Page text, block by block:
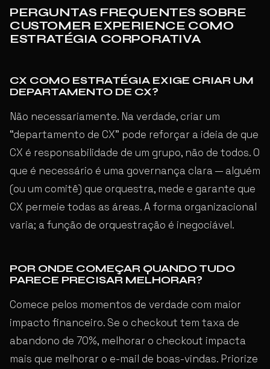
PERGUNTAS FREQUENTES SOBRE
CUSTOMER EXPERIENCE COMO
ESTRATÉGIA CORPORATIVA
CX COMO ESTRATÉGIA EXIGE CRIAR UM
DEPARTAMENTO DE CX?
Não necessariamente. Na verdade, criar um
“departamento de CX” pode reforçar a ideia de que
CX é responsabilidade de um grupo, não de todos. O
que é necessário é uma governança clara — alguém
(ou um comitê) que orquestra, mede e garante que
CX permeie todas as áreas. A forma organizacional
varia; a função de orquestração é inegociável.
POR ONDE COMEÇAR QUANDO TUDO
PARECE PRECISAR MELHORAR?
Comece pelos momentos de verdade com maior
impacto financeiro. Se o checkout tem taxa de
abandono de 70%, melhorar o checkout impacta
mais que melhorar o e-mail de boas-vindas. Priorize